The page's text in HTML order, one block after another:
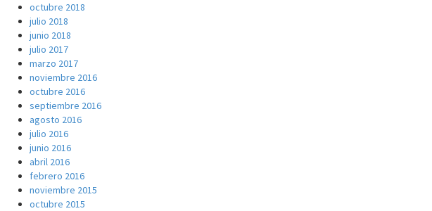
octubre 2018
julio 2018
junio 2018
julio 2017
marzo 2017
noviembre 2016
octubre 2016
septiembre 2016
agosto 2016
julio 2016
junio 2016
abril 2016
febrero 2016
noviembre 2015
octubre 2015